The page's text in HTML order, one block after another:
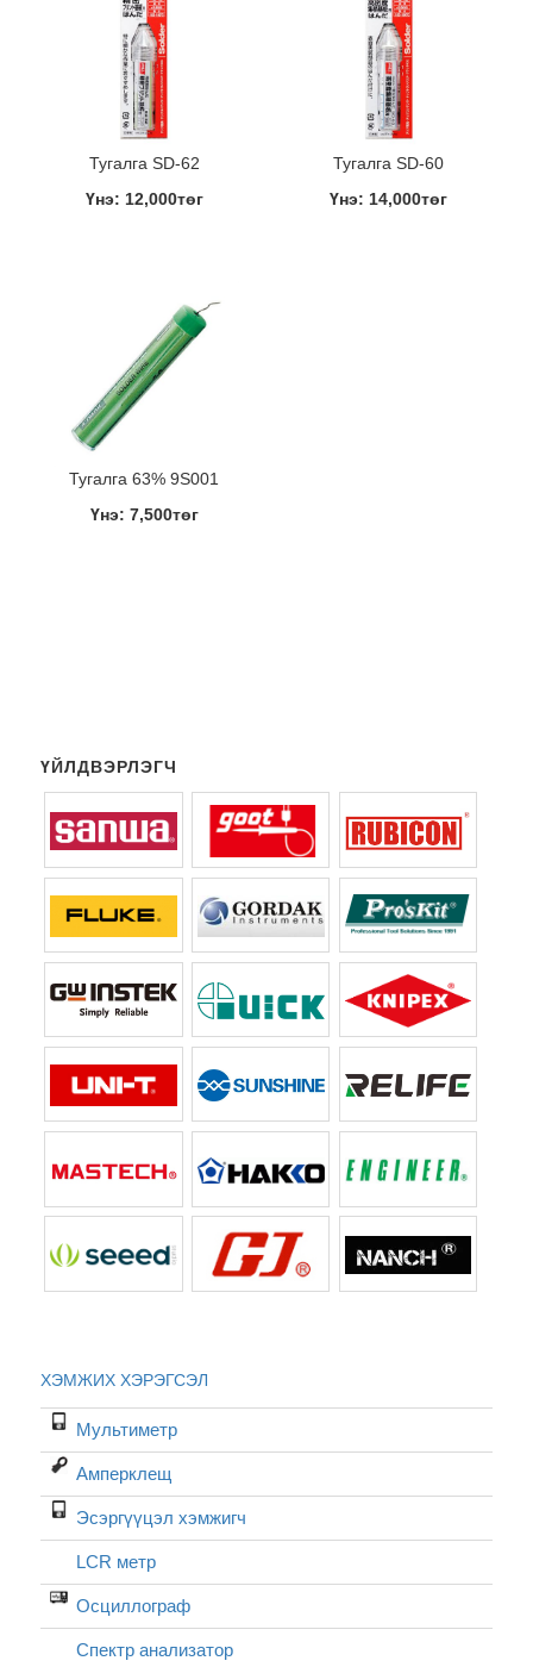
Тугалга SD-62
Үнэ: 12,000төг
Тугалга SD-60
Үнэ: 14,000төг
Тугалга 63% 9S001
Үнэ: 7,500төг
ҮЙЛДВЭРЛЭГЧ
ХЭМЖИХ ХЭРЭГСЭЛ
Мультиметр
Амперклещ
Эсэргүүцэл хэмжигч
LCR метр
Осциллограф
Спектр анализатор